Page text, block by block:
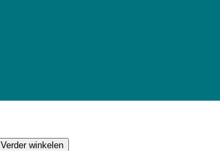
Verder winkelen